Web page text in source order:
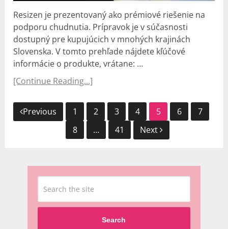
Resizen je prezentovaný ako prémiové riešenie na
podporu chudnutia. Prípravok je v súčasnosti
dostupný pre kupujúcich v mnohých krajinách
Slovenska. V tomto prehľade nájdete kľúčové
informácie o produkte, vrátane: …
[Continue Reading...]
Navigácia
Previous 1 2 3 4 5 6
7
8
… 41 Next
Search